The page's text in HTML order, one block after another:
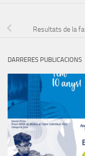
Resultats de la
DARRERES PUBLICACIONS